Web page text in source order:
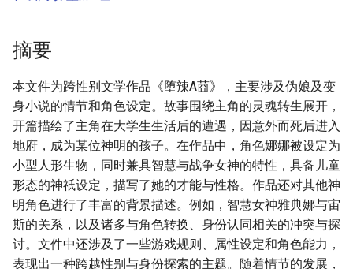
摘要
本文件为跨性别文学作品《堕辣A莔》，主要涉及伪娘及变
身小说的情节和角色设定。故事围绕主角的灵魂转生展开，
开篇描绘了主角在大学生生活后的遭遇，因意外而死后进入
地府，成为某位神明的孩子。在作品中，角色娜娜被设定为
小型人形生物，同时兼具智慧与战争女神的特性，具备儿童
形态的神祇设定，描写了她的才能与性格。作品还对其他神
明角色进行了丰富的背景描述。例如，智慧女神雅典娜与宙
斯的关系，以及诸多与角色转换、身份认同相关的冲突与探
讨。文件中还涉及了一些游戏规则、属性设定和角色能力，
表现出一种跨越性别与身份探索的主题。随着情节的发展，